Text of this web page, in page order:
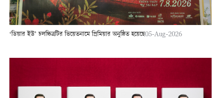
‘ডিয়ার ইউ’ চলচ্চিত্রটির ভিয়েতনামে প্রিমিয়ার অনুষ্ঠিত হয়েছে05-Aug-2026